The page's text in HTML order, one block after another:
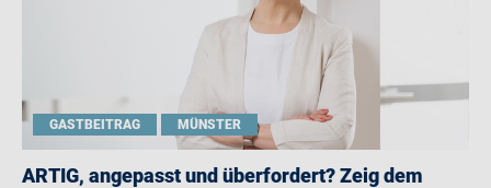
GASTBEITRAG MÜNSTER
ARTIG, angepasst und überfordert? Zeig dem